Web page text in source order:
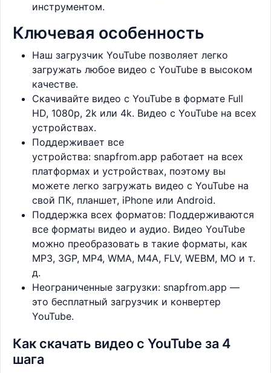
инструментом.
Ключевая особенность
Наш загрузчик YouTube позволяет легко
загружать любое видео с YouTube в высоком
качестве.
Скачивайте видео с YouTube в формате Full
HD, 1080p, 2k или 4k. Видео с YouTube на всех
устройствах.
Поддерживает все
устройства: snapfrom.app работает на всех
платформах и устройствах, поэтому вы
можете легко загружать видео с YouTube на
свой ПК, планшет, iPhone или Android.
Поддержка всех форматов: Поддерживаются
все форматы видео и аудио. Видео YouTube
можно преобразовать в такие форматы, как
MP3, 3GP, MP4, WMA, M4A, FLV, WEBM, MO и т.
д.
Неограниченные загрузки: snapfrom.app —
это бесплатный загрузчик и конвертер
YouTube.
Как скачать видео с YouTube за 4
шага